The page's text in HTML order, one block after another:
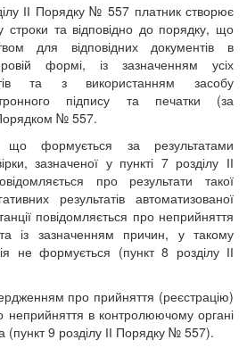
ІІ Порядку № 557 платник створює
строки та відповідно до порядку, що
для відповідних документів в
формі, із зазначенням усіх
та з використанням засобу
підпису та печатки (за
№ 557.
що формується за результатами
зазначеної у пункті 7 розділу ІІ
про результати такої
результатів автоматизованої
повідомляється про неприйняття
із зазначенням причин, у такому
не формується (пункт 8 розділу ІІ
про прийняття (реєстрацію)
в контролюючому органі
(пункт 9 розділу ІІ Порядку № 557).